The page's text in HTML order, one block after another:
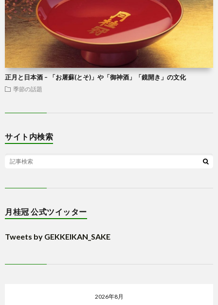
正月と日本酒 – 「お屠蘇(とそ)」や「御神酒」「鏡開き」の文化
季節の話題
サイト内検索
月桂冠 公式ツイッター
Tweets by GEKKEIKAN_SAKE
2026年8月